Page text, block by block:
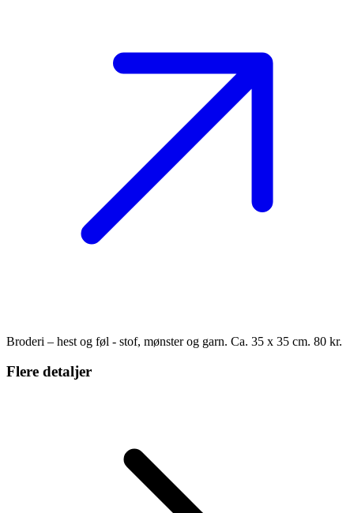
Broderi – hest og føl - stof, mønster og garn. Ca. 35 x 35 cm. 80 kr.
Flere detaljer